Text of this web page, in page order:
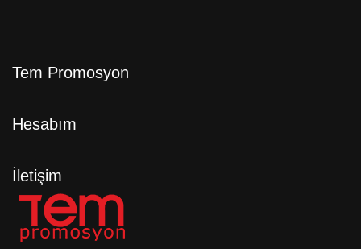
Tem Promosyon
Hesabım
İletişim